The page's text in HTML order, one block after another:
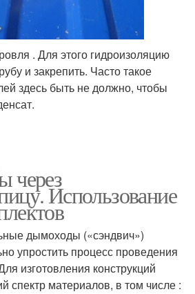
. Для этого гидроизоляцию
и закрепить. Часто такое
здесь быть не должно, чтобы
через
Использование
дымоходы («сэндвич»)
упростить процесс проведения
изготовления конструкций
спектр материалов, в том числе :